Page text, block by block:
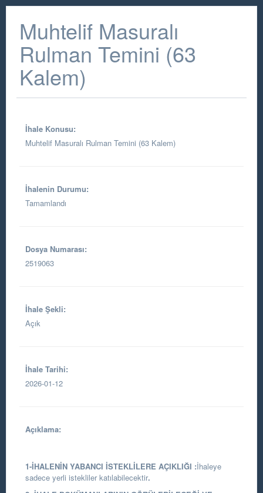
Muhtelif Masuralı
Rulman Temini (63
Kalem)
İhale Konusu:
Muhtelif Masuralı Rulman Temini (63 Kalem)
İhalenin Durumu:
Tamamlandı
Dosya Numarası:
2519063
İhale Şekli:
Açık
İhale Tarihi:
2026-01-12
Açıklama:
1-İHALENİN YABANCI İSTEKLİLERE AÇIKLIĞI :İhaleye
sadece yerli istekliler katılabilecektir.